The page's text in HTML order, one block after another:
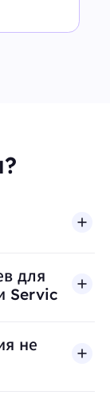
для
Servic
не